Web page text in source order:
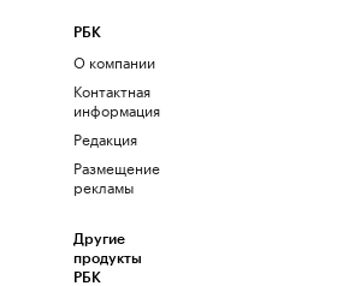
РБК
О компании
Контактная
информация
Редакция
Размещение
рекламы
Другие
продукты
РБК